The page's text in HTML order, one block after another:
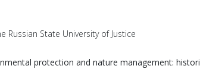
Stаtе Unіvеrsіtу of Justice
protection and nature management: